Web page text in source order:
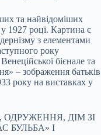
та найвідоміших
1927 році. Картина є
з елементами
року
бієнале та
– зображення батьків
року на виставках у
ДІМ ЗІ
БУЛЬБА» І